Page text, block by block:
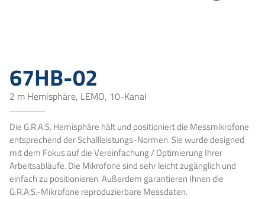
67HB-02
2 m Hemisphäre, LEMO, 10-Kanal
Die G.R.A.S. Hemisphäre hält und positioniert die Messmikrofone
entsprechend der Schallleistungs-Normen. Sie wurde designed
mit dem Fokus auf die Vereinfachung / Optimierung Ihrer
Arbeitsabläufe. Die Mikrofone sind sehr leicht zugänglich und
einfach zu positionieren. Außerdem garantieren Ihnen die
G.R.A.S.-Mikrofone reproduzierbare Messdaten.